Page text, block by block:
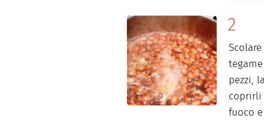
pezzi,
coprirli
fuoco